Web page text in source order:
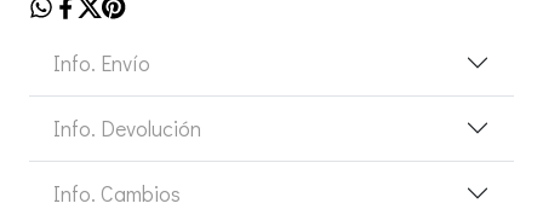
Info. Envío
Info. Devolución
Info. Cambios